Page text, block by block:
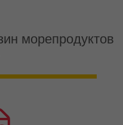
морепродуктов